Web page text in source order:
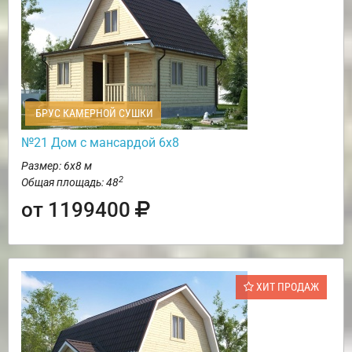
БРУС КАМЕРНОЙ СУШКИ
№21 Дом с мансардой 6х8
Размер: 6х8 м
Общая площадь: 482
от 1199400
ХИТ ПРОДАЖ